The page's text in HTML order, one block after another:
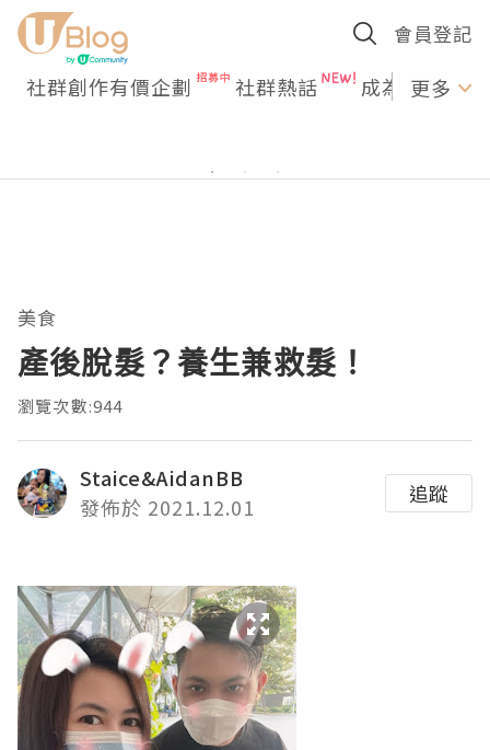
會員登記
社群創作有價企劃 社群熱話 成為U更多
美食
產後脫髮？養生兼救髮！
瀏覽次數:944
Staice&AidanBB
發佈於 2021.12.01
追蹤